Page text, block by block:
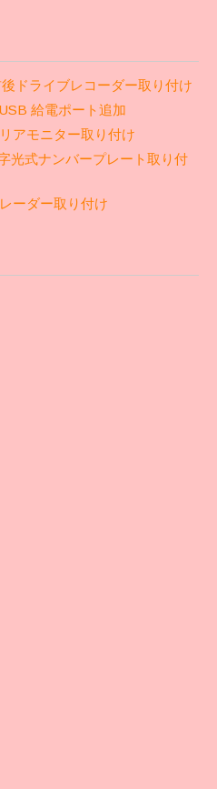
ドライブレコーダー取り付け
給電ポート追加
アモニター取り付け
光式ナンバープレート取り付
ーダー取り付け